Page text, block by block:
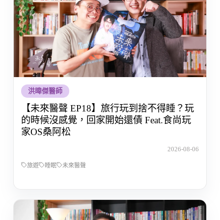
洪暐傑醫師
【未來醫聲 EP18】旅行玩到捨不得睡？玩
的時候沒感覺，回家開始還債 Feat.食尚玩
家OS桑阿松
2026-08-06
旅遊 睡眠 未來醫聲